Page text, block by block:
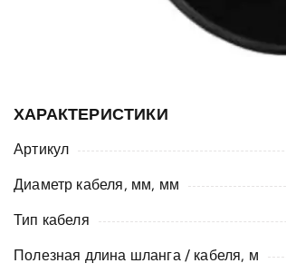
ХАРАКТЕРИСТИКИ
Артикул
Диаметр кабеля, мм, мм
Тип кабеля
Полезная длина шланга / кабеля, м